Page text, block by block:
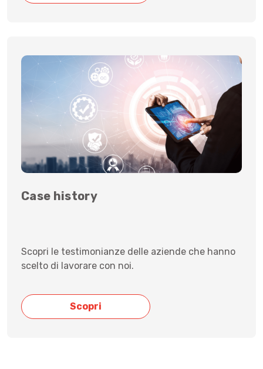
Case history
Scopri le testimonianze delle aziende che hanno
scelto di lavorare con noi.
Scopri